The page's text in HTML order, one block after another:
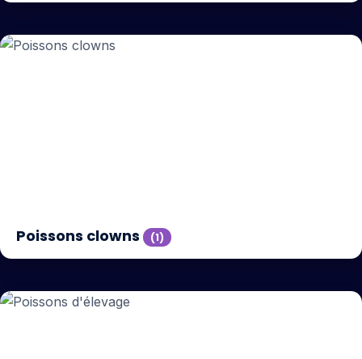
Poissons clowns (1)